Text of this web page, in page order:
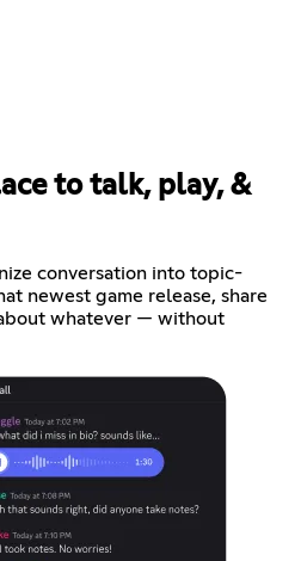
to talk, play, &
conversation into topic-
newest game release, share
whatever — without